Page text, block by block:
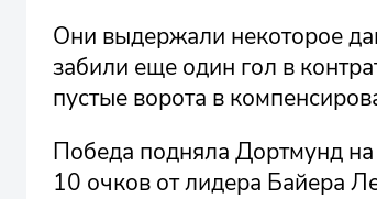
Они выдержали некоторое
забили еще один гол в
пустые ворота в
Победа подняла Дортмунд на
10 очков от лидера Байера